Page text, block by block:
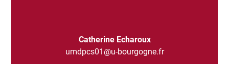
Catherine Echaroux
umdpcs01@u-bourgogne.fr